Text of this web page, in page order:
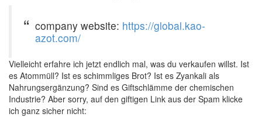
company website: https://global.kao-
azot.com/
Vielleicht erfahre ich jetzt endlich mal, was du verkaufen willst. Ist
es Atommüll? Ist es schimmliges Brot? Ist es Zyankali als
Nahrungsergänzung? Sind es Giftschlämme der chemischen
Industrie? Aber sorry, auf den giftigen Link aus der Spam klicke
ich ganz sicher nicht: